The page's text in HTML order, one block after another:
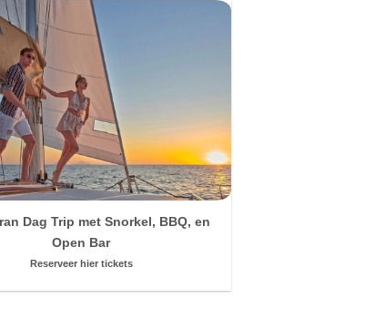
Dag Trip met Snorkel, BBQ, en
Open Bar
Reserveer hier tickets